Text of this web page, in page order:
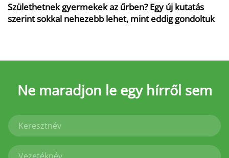
Születhetnek gyermekek az űrben? Egy új kutatás
szerint sokkal nehezebb lehet, mint eddig gondoltuk
Ne maradjon le egy hírről sem